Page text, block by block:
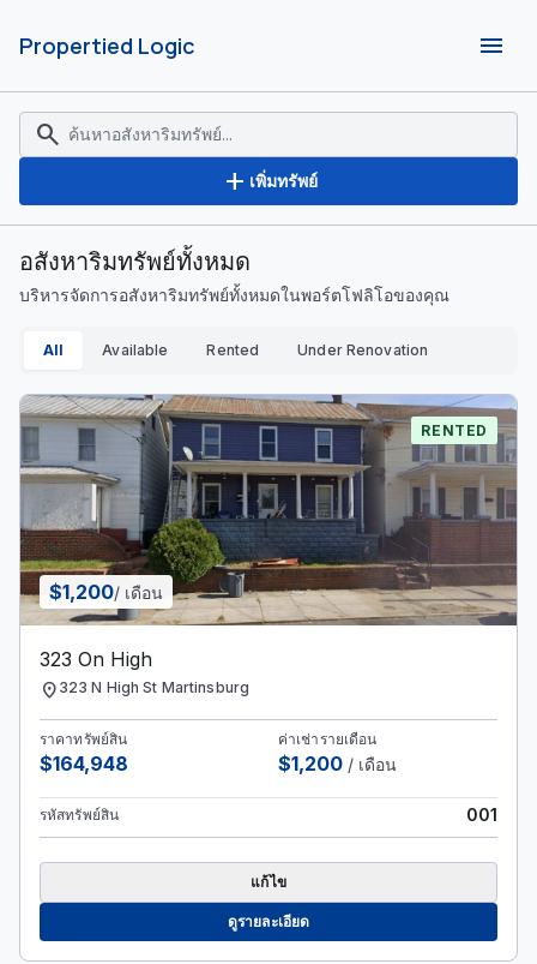
Propertied Logic menu
search
add เพิ่มทรัพย์
อสังหาริมทรัพย์ทั้งหมด
บริหารจัดการอสังหาริมทรัพย์ทั้งหมดในพอร์ตโฟลิโอของคุณ
All Available Rented Under Renovation
$1,200/ เดือน
RENTED
323 On High
location_on 323 N High St Martinsburg
ราคาทรัพย์สิน
$164,948
ค่าเช่ารายเดือน
$1,200 / เดือน
รหัสทรัพย์สิน 001
แก้ไข
ดูรายละเอียด